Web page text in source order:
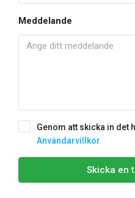
Meddelande
Genom att skicka in det
Användarvillkor
Skicka en